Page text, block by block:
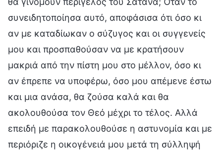
συνειδητοποίησα αυτό, αποφάσισα ότι όσο κι
αν με καταδίωκαν ο σύζυγος και οι συγγενείς
μου και προσπαθούσαν να με κρατήσουν
μακριά από την πίστη μου στο μέλλον, όσο κι
αν έπρεπε να υποφέρω, όσο μου απέμενε έστω
και μια ανάσα, θα ζούσα καλά και θα
ακολουθούσα τον Θεό μέχρι το τέλος. Αλλά
επειδή με παρακολουθούσε η αστυνομία και με
περιόριζε η οικογένειά μου μετά τη σύλληψή